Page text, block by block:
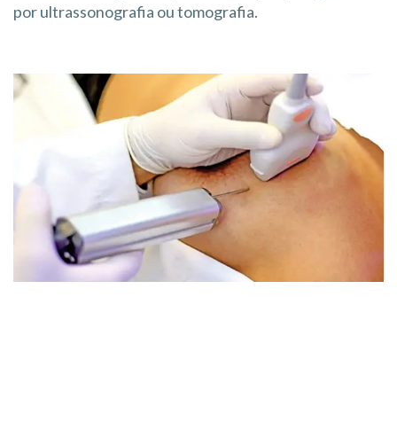
por ultrassonografia ou tomografia.